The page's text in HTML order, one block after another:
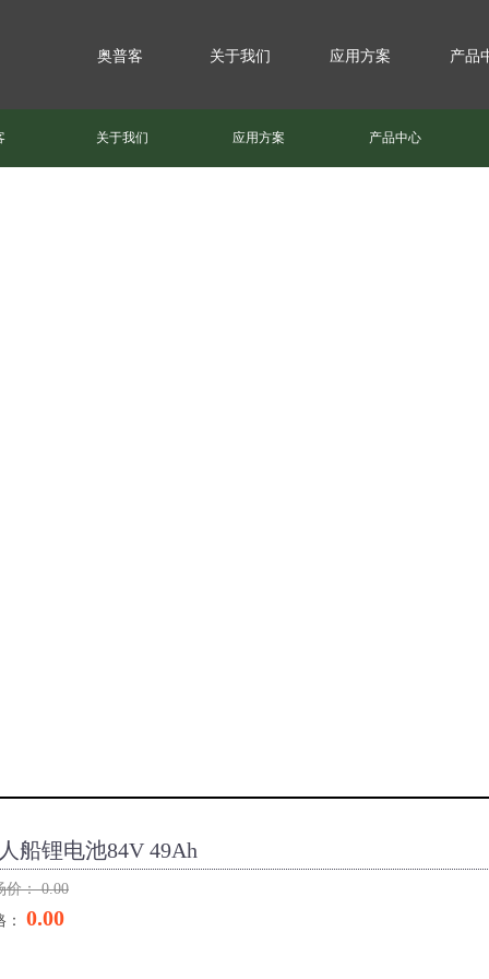
关于我们 应用方案 产品中心
船锂电池84V 49Ah
价：0.00
： 0.00
奥普客 关于我们 应用方案 产品